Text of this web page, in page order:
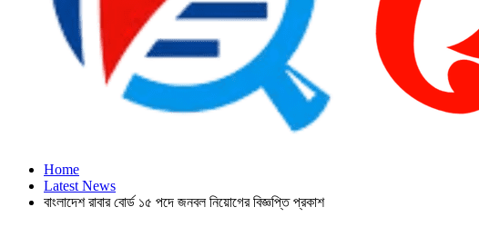
Home
Latest News
বাংলাদেশ রাবার বোর্ড ১৫ পদে জনবল নিয়োগের বিজ্ঞপ্তি প্রকাশ